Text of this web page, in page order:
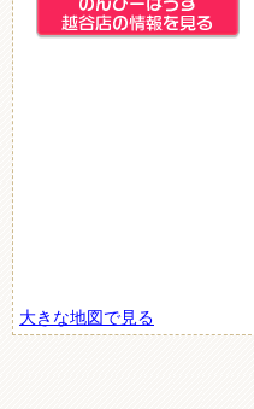
大きな地図で見る